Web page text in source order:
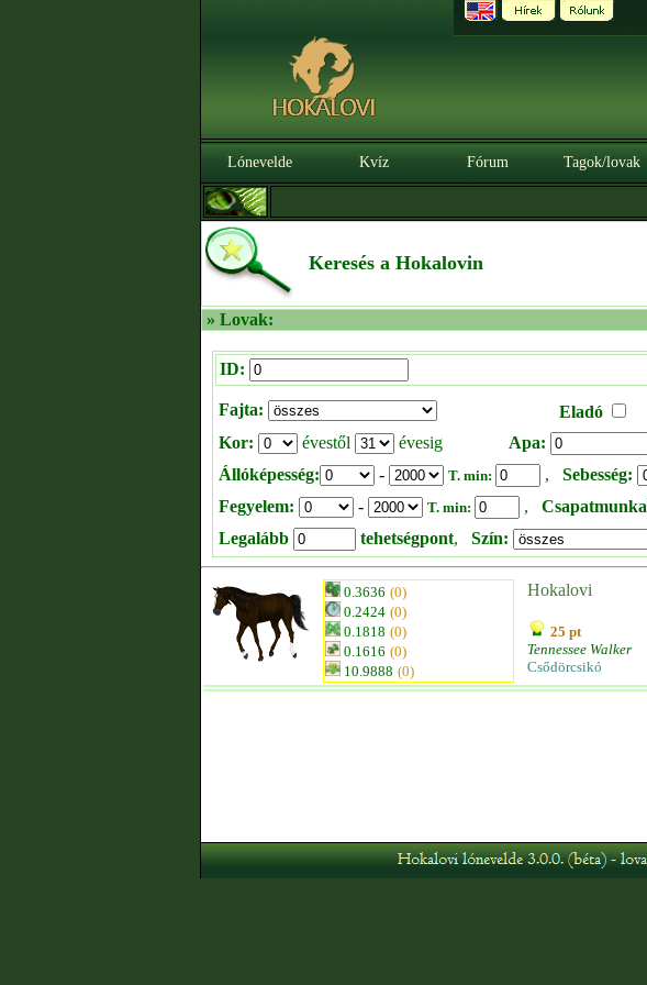
Lónevelde Kvíz Fórum Tagok/lovak
Keresés a Hokalovin
» Lovak:
ID:
Fajta: Eladó
Kor:
évestől évesig Apa:
Állóképesség:
- T. min: , Sebesség:
Fegyelem: - T. min: , Csapatmunka
Legalább
tehetségpont, Szín:
0.3636 (0)
0.2424 (0)
0.1818 (0)
0.1616 (0)
10.9888 (0)
Hokalovi
25 pt
Tennessee Walker
Csődörcsikó